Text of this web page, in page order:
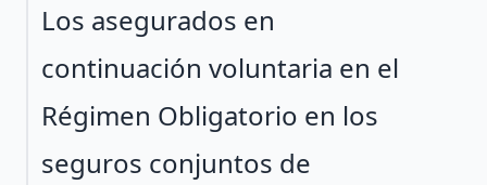
Párrafo 1
Los asegurados en
continuación voluntaria en el
Régimen Obligatorio en los
seguros conjuntos de